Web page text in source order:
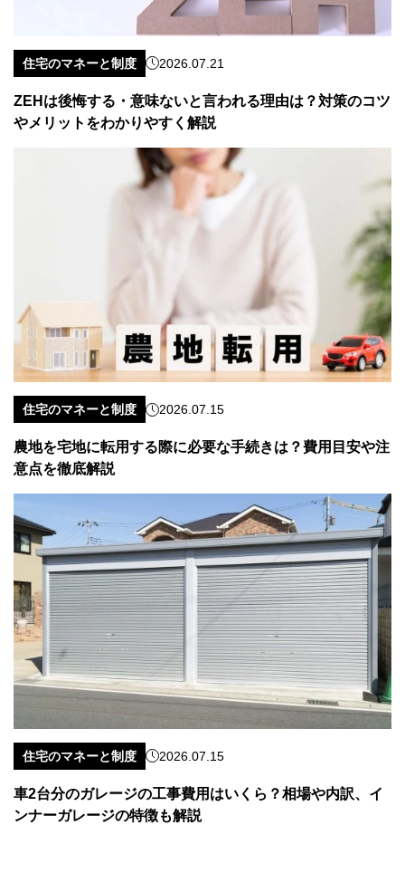
住宅のマネーと制度 2026.07.21
ZEHは後悔する・意味ないと言われる理由は？対策のコツ
やメリットをわかりやすく解説
住宅のマネーと制度 2026.07.15
農地を宅地に転用する際に必要な手続きは？費用目安や注
意点を徹底解説
住宅のマネーと制度 2026.07.15
車2台分のガレージの工事費用はいくら？相場や内訳、イ
ンナーガレージの特徴も解説